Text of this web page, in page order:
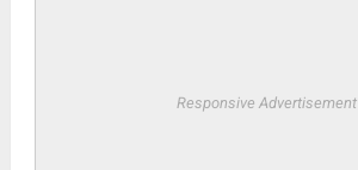
Responsive Advertisement